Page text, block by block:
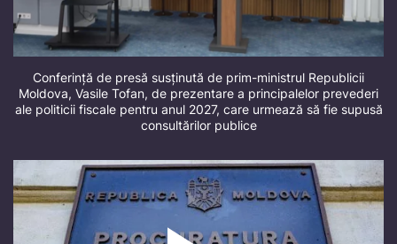
Conferință de presă susținută de prim-ministrul Republicii
Moldova, Vasile Tofan, de prezentare a principalelor prevederi
ale politicii fiscale pentru anul 2027, care urmează să fie supusă
consultărilor publice